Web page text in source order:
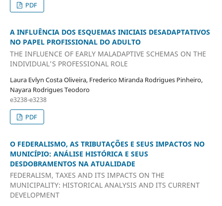
PDF
A INFLUÊNCIA DOS ESQUEMAS INICIAIS DESADAPTATIVOS
NO PAPEL PROFISSIONAL DO ADULTO
THE INFLUENCE OF EARLY MALADAPTIVE SCHEMAS ON THE
INDIVIDUAL'S PROFESSIONAL ROLE
Laura Evlyn Costa Oliveira, Frederico Miranda Rodrigues Pinheiro,
Nayara Rodrigues Teodoro
e3238-e3238
PDF
O FEDERALISMO, AS TRIBUTAÇÕES E SEUS IMPACTOS NO
MUNICÍPIO: ANÁLISE HISTÓRICA E SEUS
DESDOBRAMENTOS NA ATUALIDADE
FEDERALISM, TAXES AND ITS IMPACTS ON THE
MUNICIPALITY: HISTORICAL ANALYSIS AND ITS CURRENT
DEVELOPMENT